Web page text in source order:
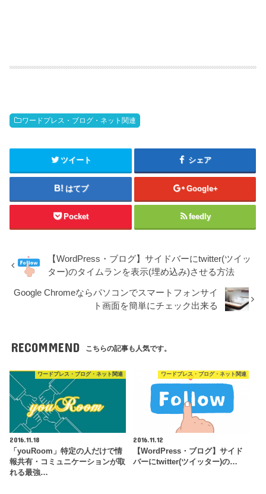
ワードプレス・ブログ・ネット関連
ツイート シェア
はてブ Google+
Pocket feedly
【WordPress・ブログ】サイドバーにtwitter(ツイッ
ター)のタイムランを表示(埋め込み)させる方法
Google Chromeならパソコンでスマートフォンサイ
ト画面を簡単にチェック出来る
RECOMMEND こちらの記事も人気です。
ワードプレス・ブログ・ネット関連
2016.11.18
「youRoom」特定の人だけで情
報共有・コミュニケーションが取
れる最強…
ワードプレス・ブログ・ネット関連
2016.11.12
【WordPress・ブログ】サイド
バーにtwitter(ツイッター)の…